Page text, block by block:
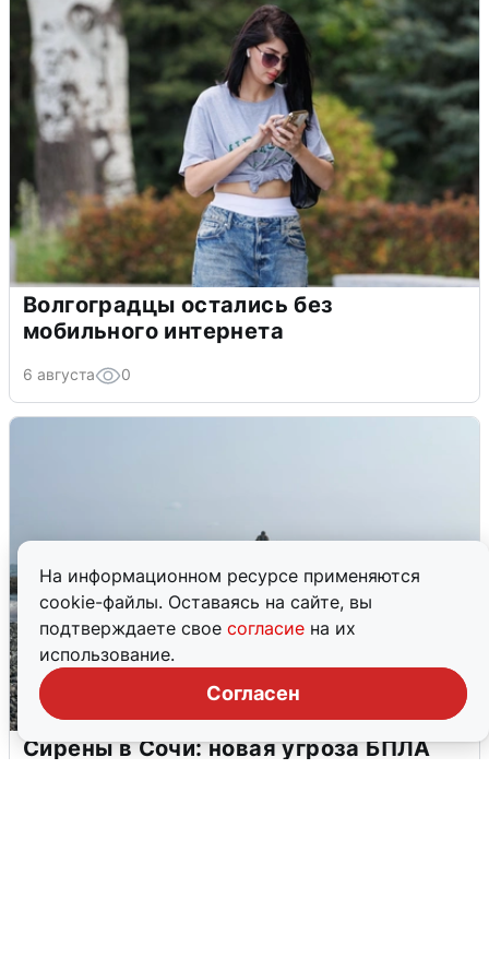
На информационном ресурсе применяются
cookie-файлы. Оставаясь на сайте, вы
подтверждаете свое согласие на их
использование.
Согласен
Волгоградцы остались без
мобильного интернета
6 августа 0
Сирены в Сочи: новая угроза БПЛА